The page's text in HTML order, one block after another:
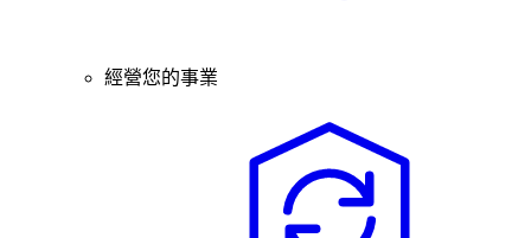
經營您的事業